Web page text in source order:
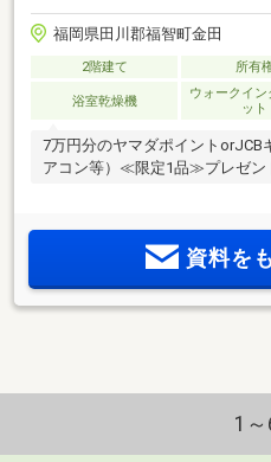
福岡県田川郡福智町金田
2階建て 所有
浴室乾燥機
ウォークイ
ット
7万円分のヤマダポイントorJCB
アコン等）≪限定1品≫プレゼ
資料を
1～